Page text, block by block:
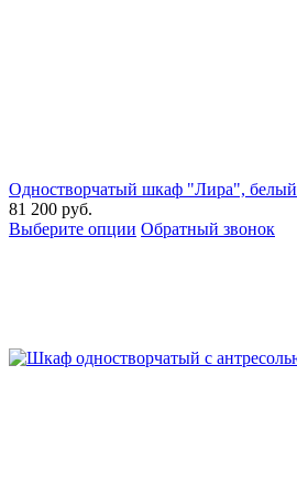
Одностворчатый шкаф "Лира", белый
81 200 руб.
Выберите опции Обратный звонок